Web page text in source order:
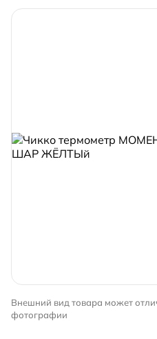
Внешний вид товара может
фотографии